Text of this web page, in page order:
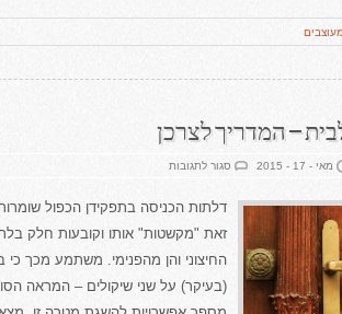
– המדריך לצרכן
מאי - 17 - 2015 סגור לתגובותעל
–
לצרכן
דלתות הכניסה בתפקידן הכפול
זאת "מקשטות" אותו וקובעות חלק
החיצוני והן מהפנימי. משתמע מכך
(בעיקר) על שני שיקולים – המראה